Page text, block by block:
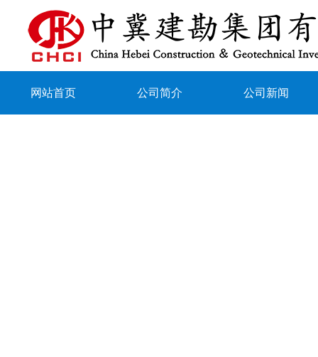
网站首页 公司简介 公司新闻